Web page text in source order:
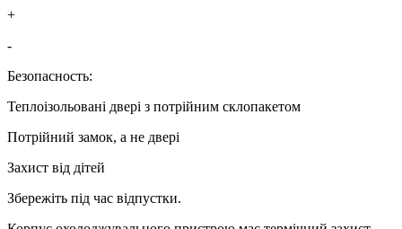
+
-
Безопасность:
Теплоізольовані двері з потрійним склопакетом
Потрійний замок, а не двері
Захист від дітей
Збережіть під час відпустки.